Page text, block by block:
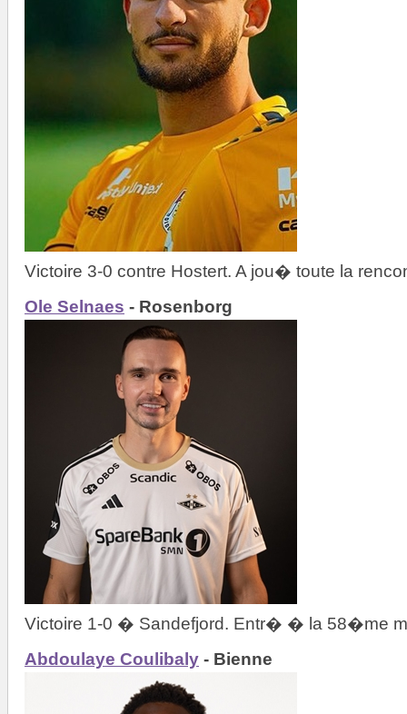
Victoire 3-0 contre Hostert. A jou� toute la
Ole Selnaes - Rosenborg
Victoire 1-0 � Sandefjord. Entr� � la 58�me
Abdoulaye Coulibaly - Bienne